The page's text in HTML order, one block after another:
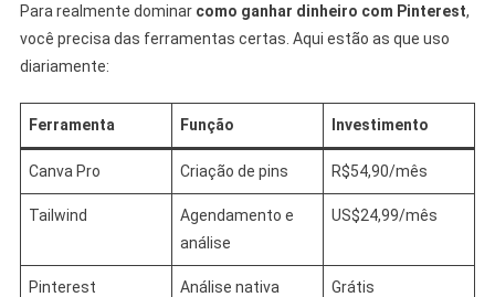
Para realmente dominar como ganhar dinheiro com Pinterest,
você precisa das ferramentas certas. Aqui estão as que uso
diariamente:
Ferramenta Função Investimento
Canva Pro Criação de pins R$54,90/mês
Tailwind
Agendamento e
análise
US$24,99/mês
Pinterest Análise nativa Grátis